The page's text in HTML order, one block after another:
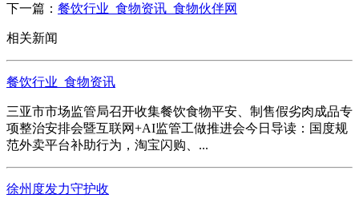
下一篇： 餐饮行业_食物资讯_食物伙伴网
相关新闻
餐饮行业_食物资讯
三亚市市场监管局召开收集餐饮食物平安、制售假劣肉成品专
项整治安排会暨互联网+AI监管工做推进会今日导读：国度规
范外卖平台补助行为，淘宝闪购、...
徐州度发力守护收